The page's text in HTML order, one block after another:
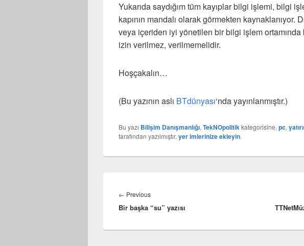
Yukarıda saydığım tüm kayıplar bilgi işlemi, bilgi
kapının mandalı olarak görmekten kaynaklanıyor.
veya içeriden iyi yönetilen bir bilgi işlem ortamında
izin verilmez, verilmemelidir.
Hoşçakalın…
(Bu yazının aslı BTdünyası‘nda yayınlanmıştır.)
Bu yazı Bilişim Danışmanlığı, TekNOpolitikkategorisine, pc,
tarafından yazılmıştır. yer imlerinize ekleyin.
gezinmesi
← PreviousPrevious
post:
Bir başka “su” yazısı